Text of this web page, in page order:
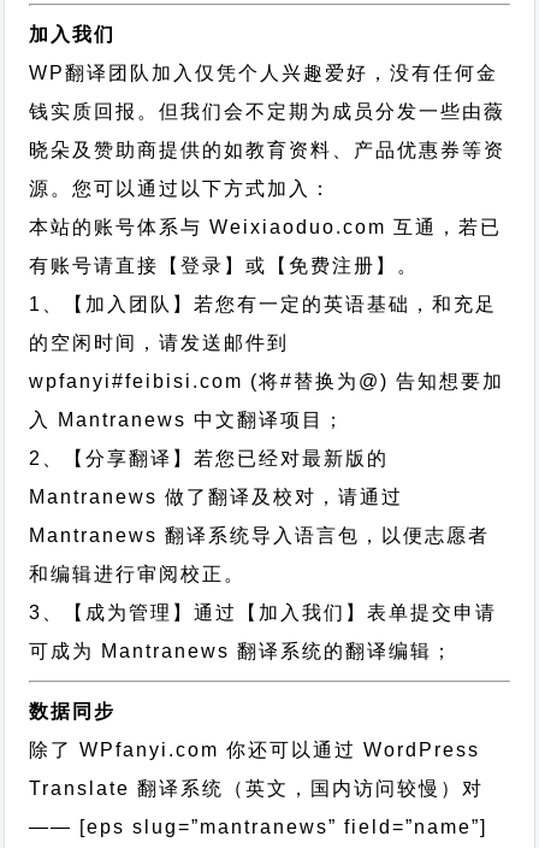
加入我们
WP翻译团队加入仅凭个人兴趣爱好，没有任何金
钱实质回报。但我们会不定期为成员分发一些由薇
晓朵及赞助商提供的如教育资料、产品优惠券等资
源。您可以通过以下方式加入：
本站的账号体系与Weixiaoduo.com 互通，若已
有账号请直接【登录】或【免费注册】。
1、【加入团队】若您有一定的英语基础，和充足
的空闲时间，请发送邮件到
wpfanyi#feibisi.com (将#替换为@) 告知想要加
入 Mantranews 中文翻译项目；
2、【分享翻译】若您已经对最新版的
Mantranews 做了翻译及校对，请通过
Mantranews 翻译系统导入语言包，以便志愿者
和编辑进行审阅校正。
3、【成为管理】通过【加入我们】表单提交申请
可成为 Mantranews 翻译系统的翻译编辑；
数据同步
除了 WPfanyi.com 你还可以通过WordPress
Translate 翻译系统（英文，国内访问较慢）对
—— [eps slug=”mantranews” field=”name”]